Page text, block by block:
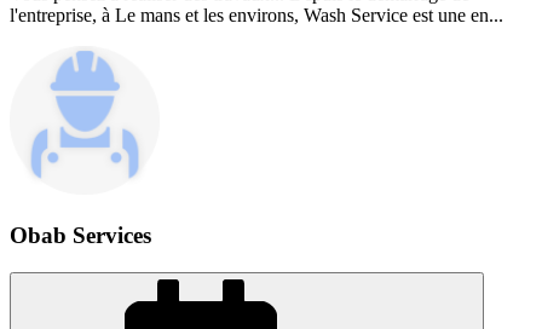
l'entreprise, à Le mans et les environs, Wash Service est une en...
Obab Services